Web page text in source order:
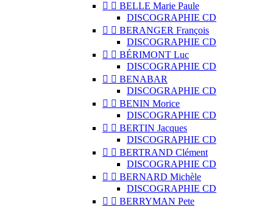
  BELLE Marie Paule
DISCOGRAPHIE CD
  BERANGER François
DISCOGRAPHIE CD
  BÉRIMONT Luc
DISCOGRAPHIE CD
  BENABAR
DISCOGRAPHIE CD
  BENIN Morice
DISCOGRAPHIE CD
  BERTIN Jacques
DISCOGRAPHIE CD
  BERTRAND Clément
DISCOGRAPHIE CD
  BERNARD Michèle
DISCOGRAPHIE CD
  BERRYMAN Pete